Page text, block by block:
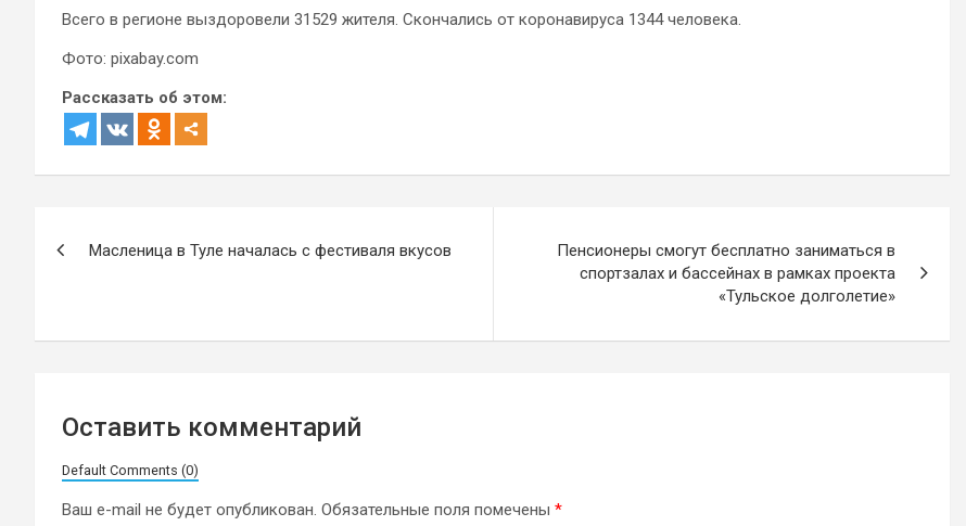
Всего в регионе выздоровели 31529 жителя. Скончались от коронавируса 1344 человека.
Фото: pixabay.com
Рассказать об этом:
Масленица в Туле началась с фестиваля вкусов
Пенсионеры смогут бесплатно заниматься в
спортзалах и бассейнах в рамках проекта
«Тульское долголетие»
Оставить комментарий
Default Comments (0)
Ваш e-mail не будет опубликован. Обязательные поля помечены *